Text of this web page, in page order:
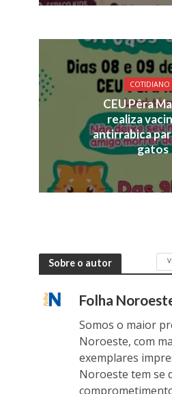
COTIDIANO
CEU Pêra
realiza
antirrabica
gatos
Sobre o autor
Folha
Somos o maior
Noroeste, com
exemplares
Noroeste tem se